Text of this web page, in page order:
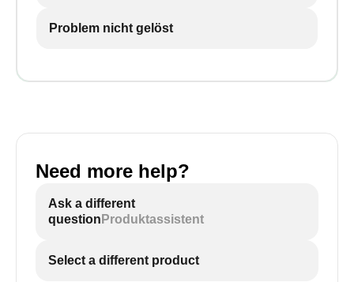
Problem nicht gelöst
Need more help?
Ask a different
question Produktassistent
Select a different product